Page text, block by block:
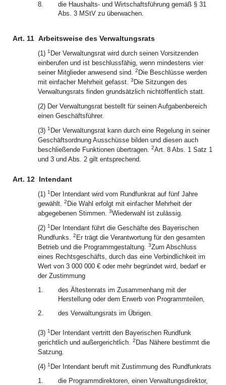
8.
die Haushalts- und Wirtschaftsführung gemäß § 31
Abs. 3 MStV zu überwachen.
Art. 11 Arbeitsweise des Verwaltungsrats
(1) 1 Der Verwaltungsrat wird durch seinen Vorsitzenden
einberufen und ist beschlussfähig, wenn mindestens vier
seiner Mitglieder anwesend sind. 2 Die Beschlüsse werden
mit einfacher Mehrheit gefasst. 3 Die Sitzungen des
Verwaltungsrats finden grundsätzlich nichtöffentlich statt.
(2) Der Verwaltungsrat bestellt für seinen Aufgabenbereich
einen Geschäftsführer.
(3) 1 Der Verwaltungsrat kann durch eine Regelung in seiner
Geschäftsordnung Ausschüsse bilden und diesen auch
beschließende Funktionen übertragen. 2Art. 8 Abs. 1 Satz 1
und 3 und Abs. 2 gilt entsprechend.
Art. 12 Intendant
(1) 1 Der Intendant wird vom Rundfunkrat auf fünf Jahre
gewählt. 2 Die Wahl erfolgt mit einfacher Mehrheit der
abgegebenen Stimmen. 3Wiederwahl ist zulässig.
(2) 1 Der Intendant führt die Geschäfte des Bayerischen
Rundfunks. 2 Er trägt die Verantwortung für den gesamten
Betrieb und die Programmgestaltung. 3Zum Abschluss
eines Rechtsgeschäfts, durch das eine Verbindlichkeit im
Wert von 3 000 000 € oder mehr begründet wird, bedarf er
der Zustimmung
1.
des Ältestenrats im Zusammenhang mit der
Herstellung oder dem Erwerb von Programmteilen,
2.
des Verwaltungsrats im Übrigen.
(3) 1 Der Intendant vertritt den Bayerischen Rundfunk
gerichtlich und außergerichtlich. 2 Das Nähere bestimmt die
Satzung.
(4) 1 Der Intendant beruft mit Zustimmung des Rundfunkrats
1.
die Programmdirektoren, einen Verwaltungsdirektor,